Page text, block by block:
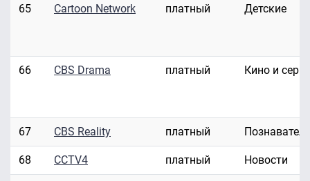
65 Cartoon Network платный Детские
66 CBS Drama платный Кино и
67 CBS Reality платный
68 CCTV4 платный Новости